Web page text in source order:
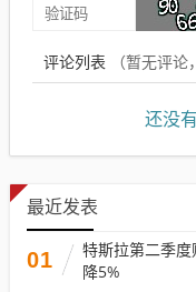
评论列表 （暂无评论，
还没
最近发表
01
特斯拉第二季
降5%